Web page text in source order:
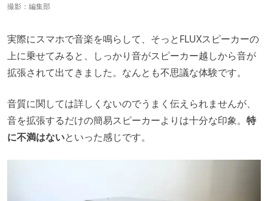
撮影：編集部
実際にスマホで音楽を鳴らして、そっとFLUXスピーカーの
上に乗せてみると、しっかり音がスピーカー越しから音が
拡張されて出てきました。なんとも不思議な体験です。
音質に関しては詳しくないのでうまく伝えられませんが、
音を拡張するだけの簡易スピーカーよりは十分な印象。 特
に不満はないといった感じです。